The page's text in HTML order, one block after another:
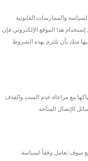
والممارسات القانونية
هذا الموقع الإلكتروني فإن
منك بأن تلتزم بهذه الشروط
مع مراعاة عدم السب والقذف
الإتصال المتاحة.
سوف تعامل وفقاً لسياسة